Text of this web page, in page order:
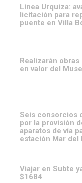
Línea Urquiza:
licitación para
puente en Villa
Realizarán obras
en valor del
Seis consorcios
por la provisión
aparatos de vía
estación Mar del
Viajar en Subte
$1684